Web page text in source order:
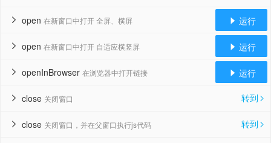
open 在新窗口中打开 全屏、横屏
  运行
open 在新窗口中打开 自适应横竖屏
  运行
openInBrowser 在浏览器中打开链接
  运行
close 关闭窗口
 转到 
close 关闭窗口，并在父窗口执行js代码
 转到 